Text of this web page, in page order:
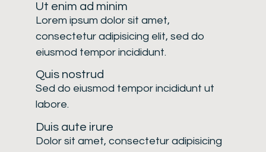
Ut enim ad minim
Lorem ipsum dolor sit amet,
consectetur adipisicing elit, sed do
eiusmod tempor incididunt.
Quis nostrud
Sed do eiusmod tempor incididunt ut
labore.
Duis aute irure
Dolor sit amet, consectetur adipisicing